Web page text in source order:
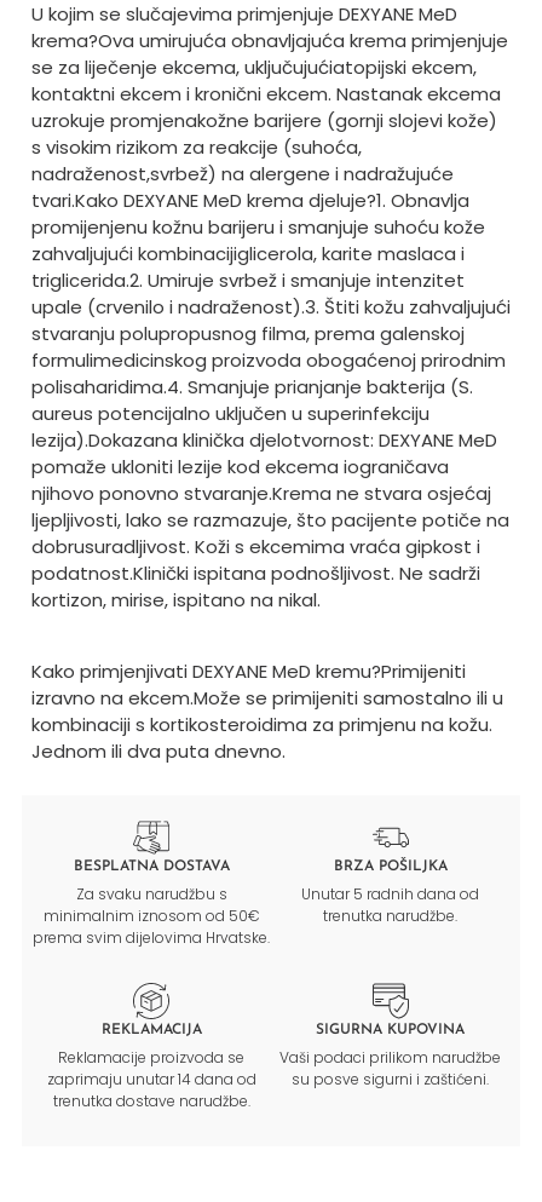
U kojim se slučajevima primjenjuje DEXYANE MeD
krema?Ova umirujuća obnavljajuća krema primjenjuje
se za liječenje ekcema, uključujućiatopijski ekcem,
kontaktni ekcem i kronični ekcem. Nastanak ekcema
uzrokuje promjenakožne barijere (gornji slojevi kože)
s visokim rizikom za reakcije (suhoća,
nadraženost,svrbež) na alergene i nadražujuće
tvari.Kako DEXYANE MeD krema djeluje?1. Obnavlja
promijenjenu kožnu barijeru i smanjuje suhoću kože
zahvaljujući kombinacijiglicerola, karite maslaca i
triglicerida.2. Umiruje svrbež i smanjuje intenzitet
upale (crvenilo i nadraženost).3. Štiti kožu zahvaljujući
stvaranju polupropusnog filma, prema galenskoj
formulimedicinskog proizvoda obogaćenoj prirodnim
polisaharidima.4. Smanjuje prianjanje bakterija (S.
aureus potencijalno uključen u superinfekciju
lezija).Dokazana klinička djelotvornost: DEXYANE MeD
pomaže ukloniti lezije kod ekcema iograničava
njihovo ponovno stvaranje.Krema ne stvara osjećaj
ljepljivosti, lako se razmazuje, što pacijente potiče na
dobrusuradljivost. Koži s ekcemima vraća gipkost i
podatnost.Klinički ispitana podnošljivost. Ne sadrži
kortizon, mirise, ispitano na nikal.
Kako primjenjivati DEXYANE MeD kremu?Primijeniti
izravno na ekcem.Može se primijeniti samostalno ili u
kombinaciji s kortikosteroidima za primjenu na kožu.
Jednom ili dva puta dnevno.
BESPLATNA DOSTAVA
Za svaku narudžbu s
minimalnim iznosom od 50€
prema svim dijelovima Hrvatske.
BRZA POŠILJKA
Unutar 5 radnih dana od
trenutka narudžbe.
REKLAMACIJA
Reklamacije proizvoda se
zaprimaju unutar 14 dana od
trenutka dostave narudžbe.
SIGURNA KUPOVINA
Vaši podaci prilikom narudžbe
su posve sigurni i zaštićeni.